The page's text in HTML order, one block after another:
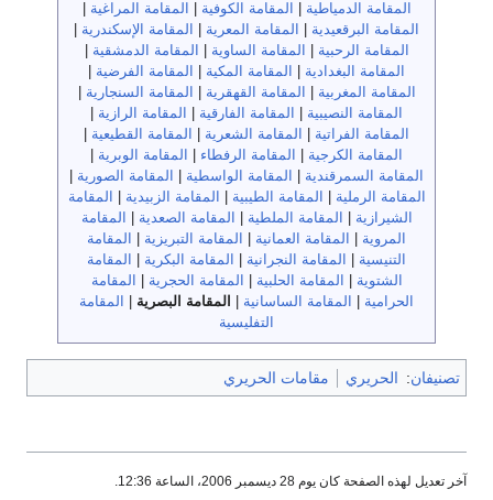
المقامة الدمياطية
المقامة الكوفية المقامة المراغية
المقامة البرقعيدية
المقامة المعرية المقامة الإسكندرية
المقامة الرحبية
المقامة الساوية المقامة الدمشقية
المقامة البغدادية
المقامة المكية المقامة الفرضية
المقامة المغربية
المقامة القهقرية المقامة السنجارية
المقامة النصيبية
المقامة الفارقية المقامة الرازية
المقامة الفراتية
المقامة الشعرية المقامة القطيعية
المقامة الكرجية
المقامة الرفطاء المقامة الوبرية
المقامة السمرقندية
المقامة الواسطية المقامة الصورية
المقامة الرملية
المقامة الطيبية المقامة الزبيدية
المقامة
الشيرازية
المقامة الملطية المقامة الصعدية
المقامة
المروية
المقامة العمانية المقامة التبريزية
المقامة
التنيسية
المقامة النجرانية المقامة البكرية
المقامة
الشتوية
المقامة الحلبية المقامة الحجرية
المقامة
الحرامية
المقامة الساسانية المقامة البصرية
المقامة
التفليسية
تصنيفان: الحريري مقامات الحريري
آخر تعديل لهذه الصفحة كان يوم 28 ديسمبر 2006، الساعة 12:36.